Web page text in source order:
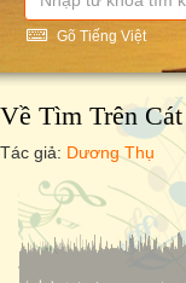
Gõ Tiếng Việt
Về Tìm Trên Cát
Tác giả: Dương Thụ